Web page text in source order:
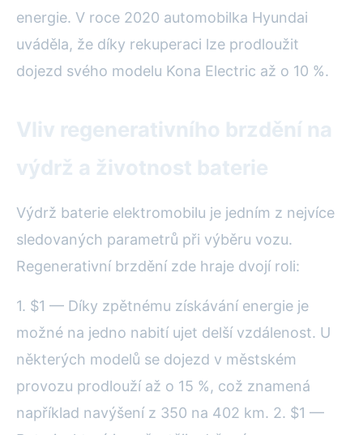
energie. V roce 2020 automobilka Hyundai
uváděla, že díky rekuperaci lze prodloužit
dojezd svého modelu Kona Electric až o 10 %.
Vliv regenerativního brzdění na
výdrž a životnost baterie
Výdrž baterie elektromobilu je jedním z nejvíce
sledovaných parametrů při výběru vozu.
Regenerativní brzdění zde hraje dvojí roli:
1. $1 — Díky zpětnému získávání energie je
možné na jedno nabití ujet delší vzdálenost. U
některých modelů se dojezd v městském
provozu prodlouží až o 15 %, což znamená
například navýšení z 350 na 402 km. 2. $1 —